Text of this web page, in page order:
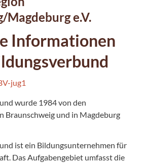
Magdeburg e.V.
Informationen
wurde 1984 von den
Braunschweig und in Magdeburg
ist ein Bildungsunternehmen für
Das Aufgabengebiet umfasst die